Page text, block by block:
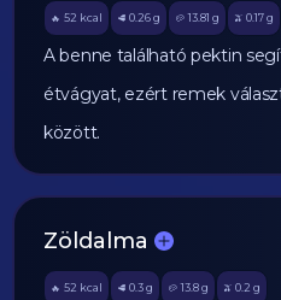
🔥 52 kcal 🥩 0.26g 🥔 13.81 g 🫒 0.17g
A benne található pektin
étvágyat, ezért remek
között.
Zöldalma
🔥 52 kcal 🥩 0.3g 🥔 13.8 g 🫒 0.2 g